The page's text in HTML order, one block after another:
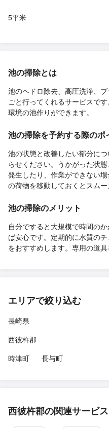
5平米
池の掃除とは
池のヘドロ除去、高圧洗浄、
ごと行ってくれるサービスで
環境の池作りができます。
池の掃除を予約する際のポ
池の状態と改善したい部分に
らせください。うかがった状
発生したり、作業ができない
の荷物を移動しておくとスムー
池の掃除のメリット
自分ですると大規模で時間の
ば安心です。定期的に水質の
をおすすめします。専用の道
エリアで絞り込む
長崎県
西彼杵郡
時津町
長与町
西彼杵郡の関連サービス